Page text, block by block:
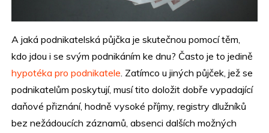
A jaká podnikatelská půjčka je skutečnou pomocí těm,
kdo jdou i se svým podnikáním ke dnu? Často je to jedině
hypotéka pro podnikatele. Zatímco u jiných půjček, jež se
podnikatelům poskytují, musí tito doložit dobře vypadající
daňové přiznání, hodně vysoké příjmy, registry dlužníků
bez nežádoucích záznamů, absenci dalších možných